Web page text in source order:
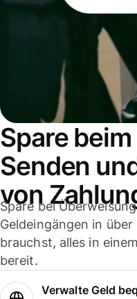
Spare
Senden
von
Spare bei
Geldeingängen in
brauchst, alles in
bereit.
Verwalte Geld